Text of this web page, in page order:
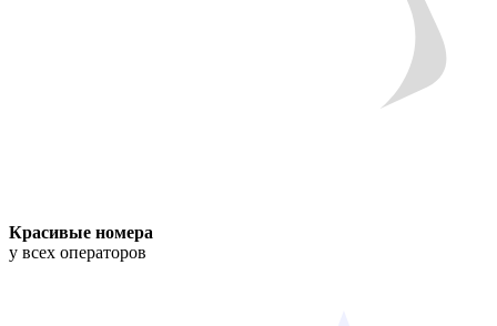
Красивые номера
у всех операторов